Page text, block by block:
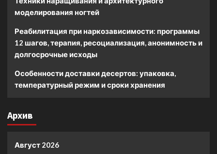
моделирования ногтей
Реабилитация при наркозависимости: программы
12 шагов, терапия, ресоциализация, анонимность и
долгосрочные исходы
Особенности доставки десертов: упаковка,
температурный режим и сроки хранения
Архив
Август 2026